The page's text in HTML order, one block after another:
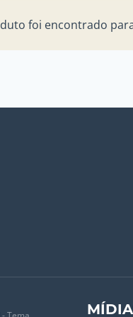
foi encontrado